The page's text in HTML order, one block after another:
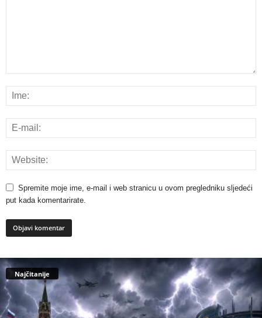
Spremite moje ime, e-mail i web stranicu u ovom pregledniku sljedeći
put kada komentarirate.
Najčitanije